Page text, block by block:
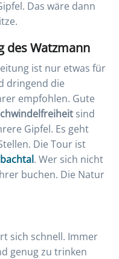
Das wäre dann
des Watzmann
ist nur etwas für
dringend die
empfohlen. Gute
sind
Gipfel. Es geht
Die Tour ist
. Wer sich nicht
buchen. Die Natur
sich schnell. Immer
genug zu trinken